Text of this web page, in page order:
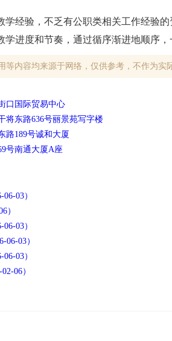
经验，不乏有公职类相关工作经验
进度和节奏，通过循序渐进地顺序，
内容均来源于网络，仅供参考，不作为
口国际贸易中心
将东路636号丽景苑写字楼
路189号诚和大厦
号南通大厦A座
03）
）
03）
03）
03）
06）